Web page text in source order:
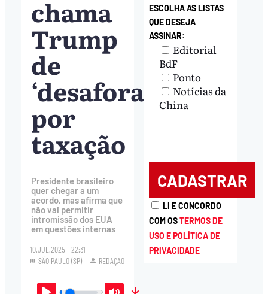
chama
Trump
de
‘desaforado’
por
taxação
Presidente brasileiro
quer chegar a um
acordo, mas afirma que
não vai permitir
intromissão dos EUA
em questões internas
10.JUL.2025 - 22:31
SÃO PAULO (SP)
REDAÇÃO
ESCOLHA AS LISTAS
QUE DESEJA
ASSINAR:
Editorial
BdF
Ponto
Notícias da
China
LI E CONCORDO
COM OSTERMOS DE
USO E POLÍTICA DE
PRIVACIDADE